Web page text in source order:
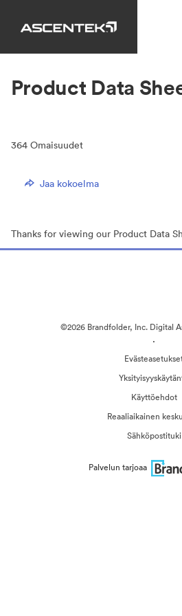
Product Data
364 Omaisuudet
Jaa kokoelma
Thanks for viewing our Product Data
©2026 Brandfolder, Inc. Digital
·
Käyttöehdot
Reaaliaikainen
Sähköpostituki
Palvelun tarjoaa